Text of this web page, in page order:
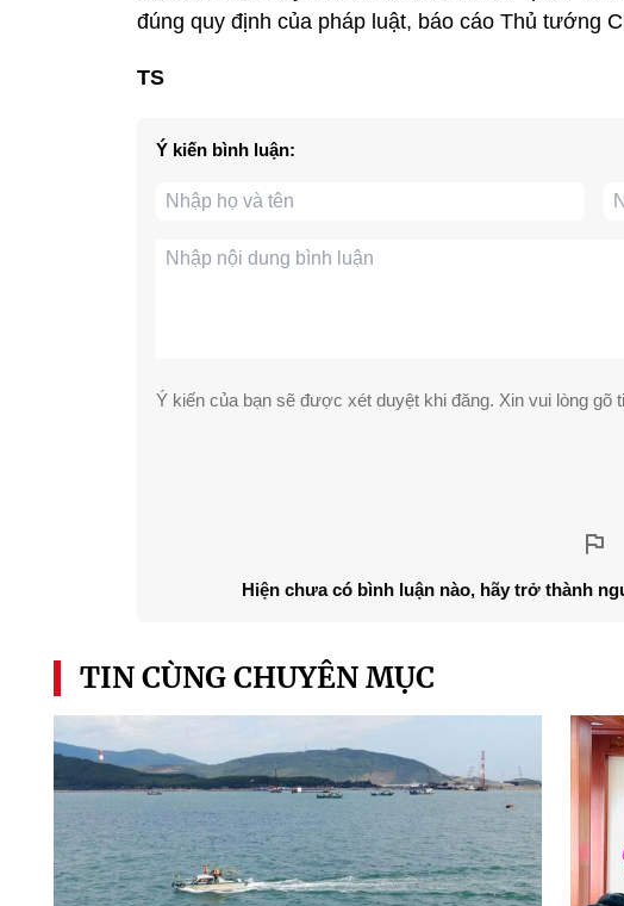
đúng quy định của pháp luật, báo cáo Thủ tướng
TS
Ý kiến bình luận:
Ý kiến của bạn sẽ được xét duyệt khi đăng. Xin vui lòng gõ
Hiện chưa có bình luận nào, hãy trở thành
TIN CÙNG CHUYÊN MỤC